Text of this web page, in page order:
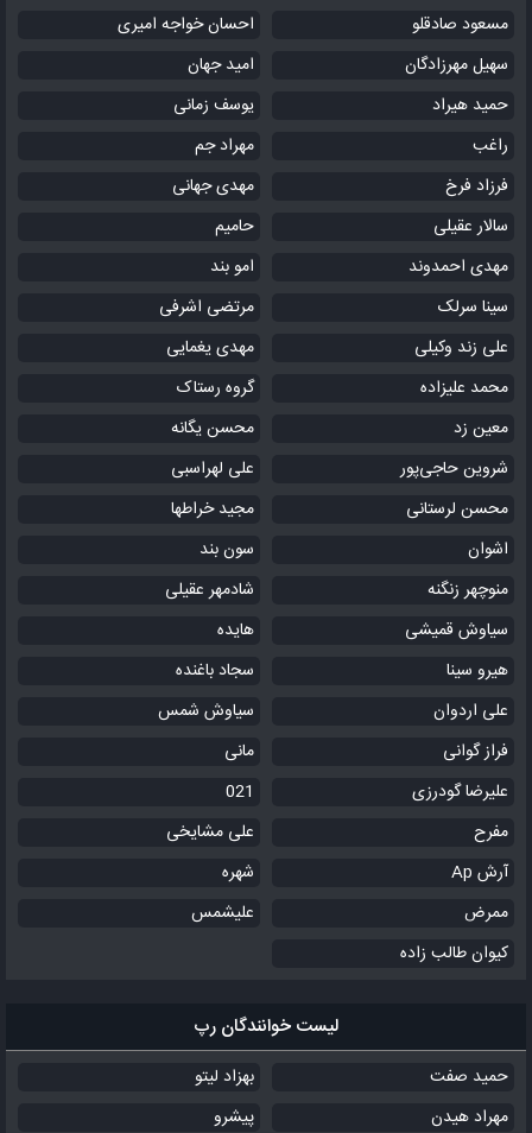
مسعود صادقلو
احسان خواجه امیری
سهیل مهرزادگان
امید جهان
حمید هیراد
یوسف زمانی
راغب
مهراد جم
فرزاد فرخ
مهدی جهانی
سالار عقیلی
حامیم
مهدی احمدوند
امو بند
سینا سرلک
مرتضی اشرفی
علی زند وکیلی
مهدی یغمایی
محمد علیزاده
گروه رستاک
معین زد
محسن یگانه
شروین حاجی‌پور
علی لهراسبی
محسن لرستانی
مجید خراطها
اشوان
سون بند
منوچهر زنگنه
شادمهر عقیلی
سیاوش قمیشی
هایده
هیرو سینا
سجاد باغنده
علی اردوان
سیاوش شمس
فراز گوانی
مانی
علیرضا گودرزی
021
مفرح
علی مشایخی
آرش Ap
شهره
ممرض
علیشمس
کیوان طالب زاده
لیست خوانندگان رپ
حمید صفت
بهزاد لیتو
مهراد هیدن
پیشرو